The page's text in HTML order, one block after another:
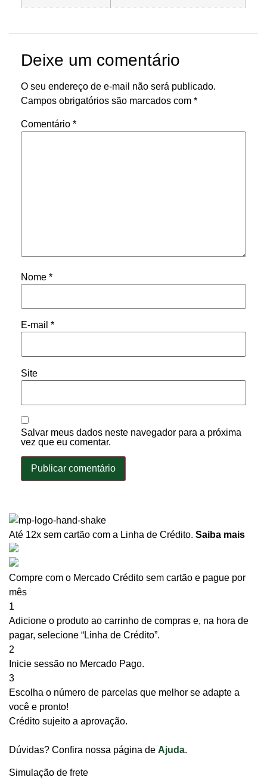
Deixe um comentário
O seu endereço de e-mail não será publicado.
Campos obrigatórios são marcados com *
Comentário *
Nome *
E-mail *
Site
Salvar meus dados neste navegador para a próxima
vez que eu comentar.
Até 12x sem cartão com a Linha de Crédito. Saiba mais
Compre com o Mercado Crédito sem cartão e pague por
mês
1
Adicione o produto ao carrinho de compras e, na hora de
pagar, selecione “Linha de Crédito”.
2
Inicie sessão no Mercado Pago.
3
Escolha o número de parcelas que melhor se adapte a
você e pronto!
Crédito sujeito a aprovação.
Dúvidas? Confira nossa página de Ajuda.
Simulação de frete